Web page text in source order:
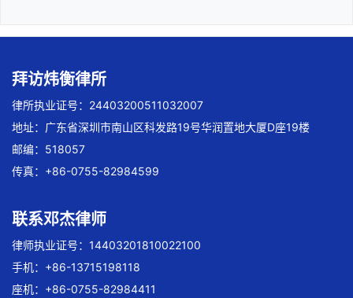
拜访炜衡律所
律所执业证号：24403200511032007
地址：广东省深圳市南山区科发路19号华润置地大厦D座19楼
邮编：518057
传真：+86-0755-82984599
联系邓杰律师
律师执业证号：14403201810022100
手机：+86-13715198118
座机：+86-0755-82984411